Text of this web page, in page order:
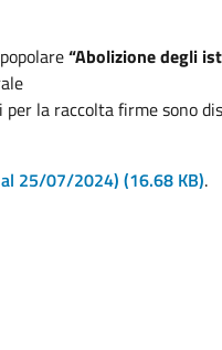
“Abolizione degli
la raccolta firme sono
25/07/2024) (16.68 KB).